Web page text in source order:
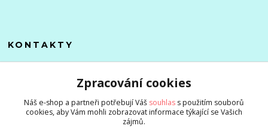
KONTAKTY
+420 705 976 386
info@zlevnenizbozi.cz
Zpracování cookies
Náš e-shop a partneři potřebují Váš souhlas s použitím souborů
cookies, aby Vám mohli zobrazovat informace týkající se Vašich
zájmů.